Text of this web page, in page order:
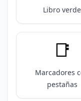
Libro verde
📑
Marcadores
pestañas